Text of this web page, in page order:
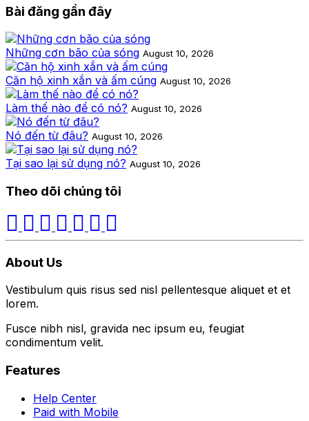
Bài đăng gần đây
Những cơn bão của sóng August 10, 2026
Căn hộ xinh xắn và ấm cúng August 10, 2026
Làm thế nào để có nó? August 10, 2026
Nó đến từ đâu? August 10, 2026
Tại sao lại sử dụng nó? August 10, 2026
Theo dõi chúng tôi
About Us
Vestibulum quis risus sed nisl pellentesque aliquet et et
lorem.
Fusce nibh nisl, gravida nec ipsum eu, feugiat
condimentum velit.
Features
Help Center
Paid with Mobile